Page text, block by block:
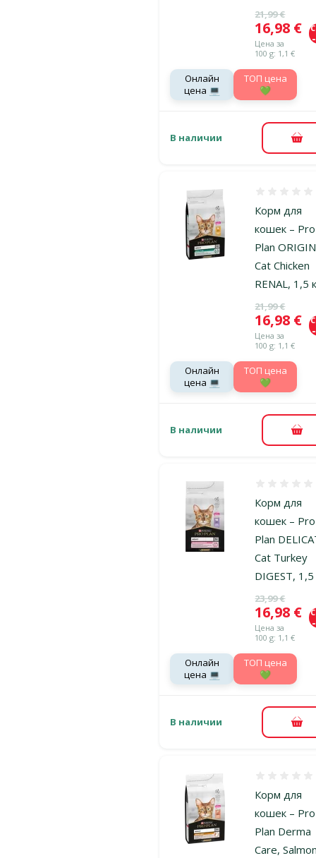
Исходная
21,99 €
Цена
16,98 €
Цена за
100 g: 1,1 €
Онлайн
цена 💻
TOП цена
💚
В наличии В
Корм для
кошек – Pro
Plan
Cat Chicken
RENAL, 1,5
Исходная
21,99 €
Цена
16,98 €
Цена за
100 g: 1,1 €
Онлайн
цена 💻
TOП цена
💚
В наличии В
Корм для
кошек – Pro
Plan
Cat Turkey
DIGEST, 1,5
Исходная
23,99 €
Цена
16,98 €
Цена за
100 g: 1,1 €
Онлайн
цена 💻
TOП цена
💚
В наличии В
Корм для
кошек – Pro
Plan Derma
Care,